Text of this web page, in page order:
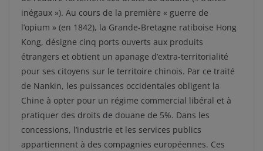
inégaux »). Au cours de la première « guerre de
l’opium » (en 1842), la Grande-Bretagne ratiboise Hong
Kong, désigne cinq ports ouverts aux produits
étrangers et obtient un apanage d’extra-territorialité
pour ses citoyens sur le territoire chinois. Par ce traité
de Nankin, les puissances occidentales obligent la
Chine à opter pour un régime commercial libéral et à
pratiquer des droits de douane de 5%. Dans les
concessions, l’industrie et les services publics
appartiennent à des compagnies européennes. Ces